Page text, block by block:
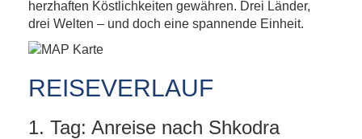
herzhaften Köstlichkeiten gewähren. Drei Länder,
drei Welten – und doch eine spannende Einheit.
REISEVERLAUF
1. Tag: Anreise nach Shkodra